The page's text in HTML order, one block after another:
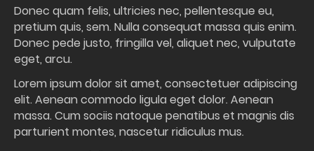
Donec quam felis, ultricies nec, pellentesque eu,
pretium quis, sem. Nulla consequat massa quis enim.
Donec pede justo, fringilla vel, aliquet nec, vulputate
eget, arcu.
Lorem ipsum dolor sit amet, consectetuer adipiscing
elit. Aenean commodo ligula eget dolor. Aenean
massa. Cum sociis natoque penatibus et magnis dis
parturient montes, nascetur ridiculus mus.